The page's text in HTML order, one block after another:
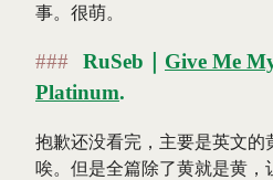
事。很萌。
RuSeb｜ Give Me
Platinum.
抱歉还没看完，主要是英文的
唉。但是全篇除了黄就是黄